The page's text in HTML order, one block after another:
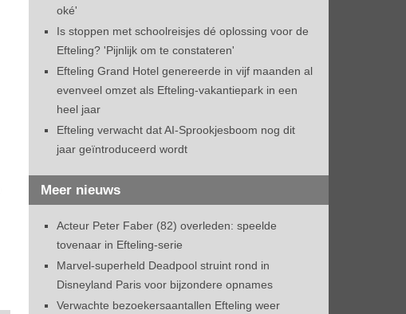
oké'
Is stoppen met schoolreisjes dé oplossing voor de
Efteling? 'Pijnlijk om te constateren'
Efteling Grand Hotel genereerde in vijf maanden al
evenveel omzet als Efteling-vakantiepark in een
heel jaar
Efteling verwacht dat AI-Sprookjesboom nog dit
jaar geïntroduceerd wordt
Meer nieuws
Acteur Peter Faber (82) overleden: speelde
tovenaar in Efteling-serie
Marvel-superheld Deadpool struint rond in
Disneyland Paris voor bijzondere opnames
Verwachte bezoekersaantallen Efteling weer